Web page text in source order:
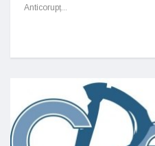
Anticorupț...